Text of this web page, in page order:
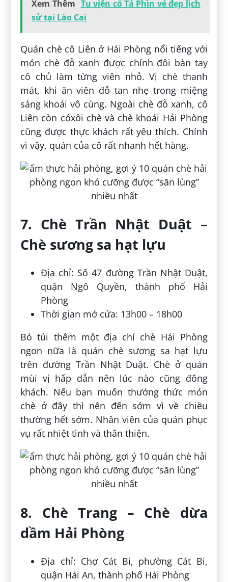
Xem Thêm Tu viện cổ Tả Phìn vẻ đẹp lịch
sử tại Lào Cai
Quán chè cô Liên ở Hải Phòng nổi tiếng với
món chè đỗ xanh được chính đôi bàn tay
cô chủ làm từng viên nhỏ. Vị chè thanh
mát, khi ăn viên đỗ tan nhẹ trong miệng
sảng khoái vô cùng. Ngoài chè đỗ xanh, cô
Liên còn cóxôi chè và chè khoái Hải Phòng
cũng được thực khách rất yêu thích. Chính
vì vậy, quán của cô rất nhanh hết hàng.
7. Chè Trần Nhật Duật –
Chè sương sa hạt lựu
Địa chỉ: Số 47 đường Trần Nhật Duật,
quận Ngô Quyền, thành phố Hải
Phòng
Thời gian mở cửa: 13h00 – 18h00
Bỏ túi thêm một địa chỉ chè Hải Phòng
ngon nữa là quán chè sương sa hạt lựu
trên đường Trần Nhật Duật. Chè ở quán
mùi vị hấp dẫn nên lúc nào cũng đông
khách. Nếu bạn muốn thưởng thức món
chè ở đây thì nên đến sớm vì về chiều
thường hết sớm. Nhân viên của quán phục
vụ rất nhiệt tình và thân thiện.
8. Chè Trang – Chè dừa
dầm Hải Phòng
Địa chỉ: Chợ Cát Bi, phường Cát Bi,
quận Hải An, thành phố Hải Phòng